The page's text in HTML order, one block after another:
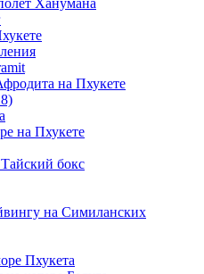
Ханумана
на Пхукете
на Пхукете
бокс
на Симиланских
Пхукета